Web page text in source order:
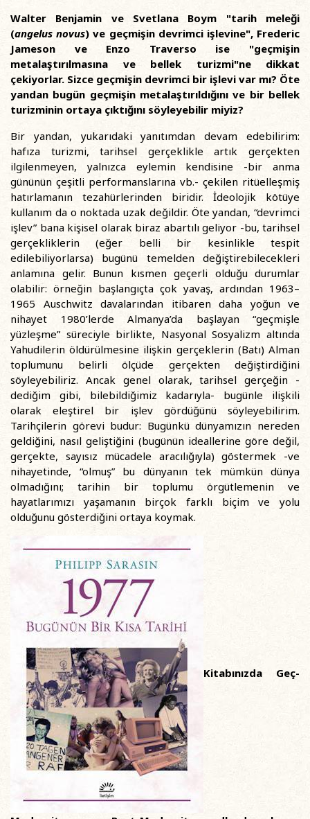
Walter Benjamin ve Svetlana Boym "tarih meleği
(angelus novus) ve geçmişin devrimci işlevine", Frederic
Jameson ve Enzo Traverso ise "geçmişin
metalaştırılmasına ve bellek turizmi"ne dikkat
çekiyorlar. Sizce geçmişin devrimci bir işlevi var mı? Öte
yandan bugün geçmişin metalaştırıldığını ve bir bellek
turizminin ortaya çıktığını söyleyebilir miyiz?
Bir yandan, yukarıdaki yanıtımdan devam edebilirim:
hafıza turizmi, tarihsel gerçeklikle artık gerçekten
ilgilenmeyen, yalnızca eylemin kendisine -bir anma
gününün çeşitli performanslarına vb.- çekilen ritüelleşmiş
hatırlamanın tezahürlerinden biridir. İdeolojik kötüye
kullanım da o noktada uzak değildir. Öte yandan, “devrimci
işlev” bana kişisel olarak biraz abartılı geliyor -bu, tarihsel
gerçekliklerin (eğer belli bir kesinlikle tespit
edilebiliyorlarsa) bugünü temelden değiştirebilecekleri
anlamına gelir. Bunun kısmen geçerli olduğu durumlar
olabilir: örneğin başlangıçta çok yavaş, ardından 1963–
1965 Auschwitz davalarından itibaren daha yoğun ve
nihayet 1980’lerde Almanya’da başlayan “geçmişle
yüzleşme” süreciyle birlikte, Nasyonal Sosyalizm altında
Yahudilerin öldürülmesine ilişkin gerçeklerin (Batı) Alman
toplumunu belirli ölçüde gerçekten değiştirdiğini
söyleyebiliriz. Ancak genel olarak, tarihsel gerçeğin -
dediğim gibi, bilebildiğimiz kadarıyla- bugünle ilişkili
olarak eleştirel bir işlev gördüğünü söyleyebilirim.
Tarihçilerin görevi budur: Bugünkü dünyamızın nereden
geldiğini, nasıl geliştiğini (bugünün ideallerine göre değil,
gerçekte, sayısız mücadele aracılığıyla) göstermek -ve
nihayetinde, “olmuş” bu dünyanın tek mümkün dünya
olmadığını; tarihin bir toplumu örgütlemenin ve
hayatlarımızı yaşamanın birçok farklı biçim ve yolu
olduğunu gösterdiğini ortaya koymak.
Kitabınızda Geç-